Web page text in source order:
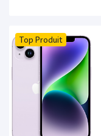
Top Produit